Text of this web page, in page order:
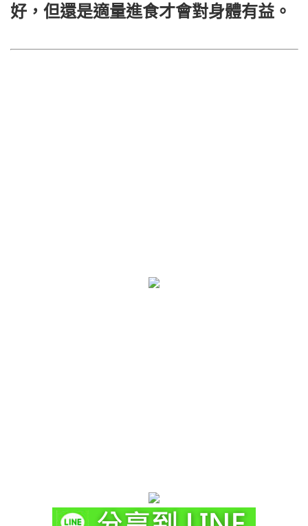
好，但還是適量進食才會對身體有益。